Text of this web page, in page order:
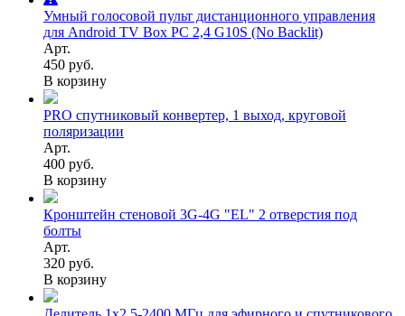
Умный голосовой пульт дистанционного управления
для Android TV Box РС 2,4 G10S (No Backlit)
Арт.
450 руб.
В корзину
PRO спутниковый конвертер, 1 выход, круговой
поляризации
Арт.
400 руб.
В корзину
Кронштейн стеновой 3G-4G "EL" 2 отверстия под
болты
Арт.
320 руб.
В корзину